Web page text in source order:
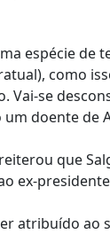
espécie de
como
Vai-se
doente de
que
ex-presidente
atribuído ao